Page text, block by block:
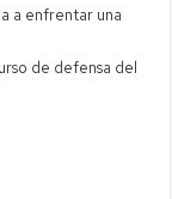
a enfrentar una
de defensa del